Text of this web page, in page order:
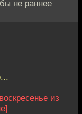
не раннее
из